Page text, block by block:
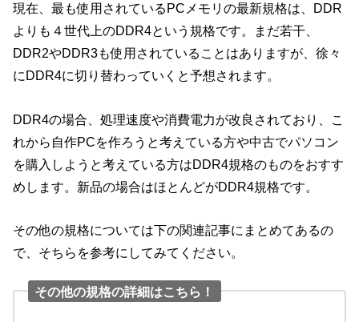
現在、最も使用されているPCメモリの最新規格は、DDR
よりも４世代上のDDR4という規格です。まだ若干、
DDR2やDDR3も使用されていることはありますが、徐々
にDDR4に切り替わっていくと予想されます。
DDR4の場合、処理速度や消費電力が改良されており、こ
れから自作PCを作ろうと考えている方や中古でパソコン
を購入しようと考えている方はDDR4規格のものをおすす
めします。新品の場合はほとんどがDDR4規格です。
その他の規格については下の関連記事にまとめてあるの
で、そちらを参考にしてみてください。
その他の規格の詳細はこちら！